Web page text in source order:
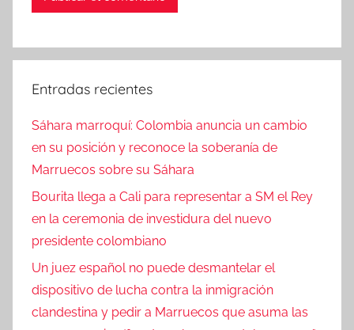
Entradas recientes
Sáhara marroquí: Colombia anuncia un cambio
en su posición y reconoce la soberanía de
Marruecos sobre su Sáhara
Bourita llega a Cali para representar a SM el Rey
en la ceremonia de investidura del nuevo
presidente colombiano
Un juez español no puede desmantelar el
dispositivo de lucha contra la inmigración
clandestina y pedir a Marruecos que asuma las